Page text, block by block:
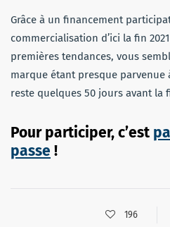
Grâce à un financement
commercialisation d’ici la fin
premières tendances, vous
marque étant presque parvenue
reste quelques 50 jours avant la
Pour participer, c’est
passe !
196